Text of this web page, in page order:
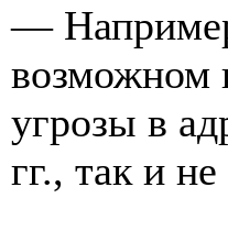
—
возможном
угрозы в
гг., так и